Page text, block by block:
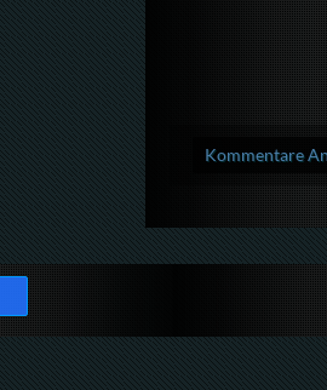
Kommentare